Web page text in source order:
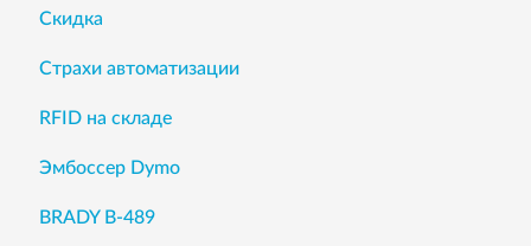
Скидка
Страхи автоматизации
RFID на складе
Эмбоссер Dymo
BRADY B-489